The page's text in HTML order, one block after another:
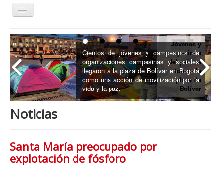
Alternar
navegación
Inicio
Noticias
Derechos
Reportajes
Procesos
Cultura
Multimedia
Jóvenes y
campesinos
del país se
toman la
plaza de
Bolívar
Cientos de jóvenes y campesinos de
organizaciones campesinas y sociales
llegaron a la plaza de Bolívar en Bogotá
como una acción de movilización por la
vida y la paz.
Noticias
Santa María preocupado por
explotación de fósforo